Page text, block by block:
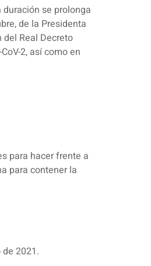
se prolonga
de la Presidenta
Real Decreto
2, así como en
para hacer frente a
para contener la
2021.